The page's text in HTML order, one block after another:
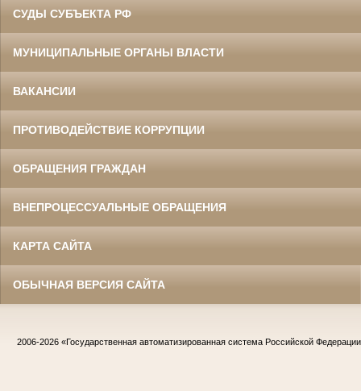
СУДЫ СУБЪЕКТА РФ
МУНИЦИПАЛЬНЫЕ ОРГАНЫ ВЛАСТИ
ВАКАНСИИ
ПРОТИВОДЕЙСТВИЕ КОРРУПЦИИ
ОБРАЩЕНИЯ ГРАЖДАН
ВНЕПРОЦЕССУАЛЬНЫЕ ОБРАЩЕНИЯ
КАРТА САЙТА
ОБЫЧНАЯ ВЕРСИЯ САЙТА
2006-2026 «Государственная автоматизированная система Российской